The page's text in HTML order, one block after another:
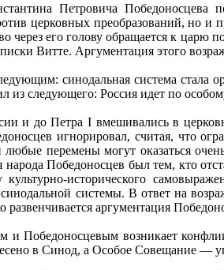
Петровича
церковных преобразований, но и
через его голову обращается к
Витте. Аргументация этого
синодальная система стала
из следующего: Россия идет по
и до Петра I вмешивались в
игнорировал, считая, что
перемены могут оказаться
народа Победоносцев был тем, кто
исторического
системы. В ответ на
развенчивается аргументация
Победоносцевым возникает
в Синод, а Особое Совещание —